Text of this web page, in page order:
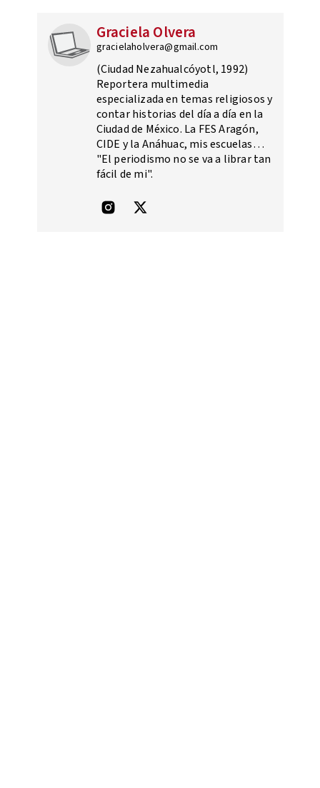
Graciela Olvera
gracielaholvera@gmail.com
(Ciudad Nezahualcóyotl, 1992)
Reportera multimedia
especializada en temas religiosos y
contar historias del día a día en la
Ciudad de México. La FES Aragón,
CIDE y la Anáhuac, mis escuelas…
"El periodismo no se va a librar tan
fácil de mi".